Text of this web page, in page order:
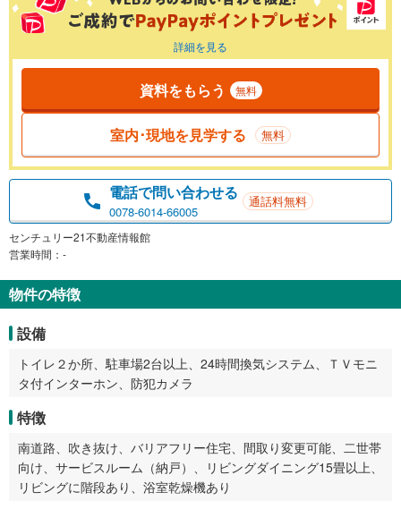
詳細を見る
資料をもらう 無料
室内･現地を見学する 無料
電話で問い合わせる
0078-6014-66005
通話料無料
センチュリー21不動産情報館
営業時間：-
物件の特徴
設備
トイレ２か所、駐車場2台以上、24時間換気システム、ＴＶモニ
タ付インターホン、防犯カメラ
特徴
南道路、吹き抜け、バリアフリー住宅、間取り変更可能、二世帯
向け、サービスルーム（納戸）、リビングダイニング15畳以上、
リビングに階段あり、浴室乾燥機あり